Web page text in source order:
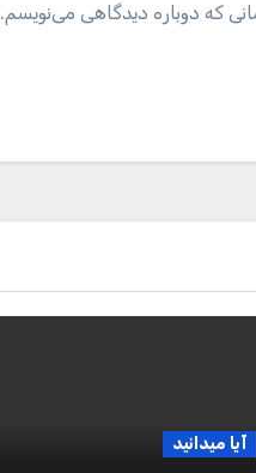
که دوباره دیدگاهی می‌نویسم.
آیا میدانید